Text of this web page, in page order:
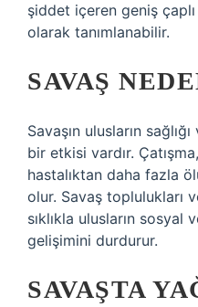
şiddet içeren geniş
olarak tanımlanabilir.
SAVAŞ
Savaşın ulusların
bir etkisi vardır.
hastalıktan daha fazla
olur. Savaş toplulukları
sıklıkla ulusların sosyal
gelişimini durdurur.
SAVAŞTA